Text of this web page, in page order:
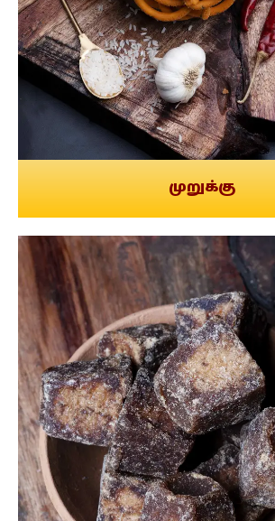
முறுக்கு